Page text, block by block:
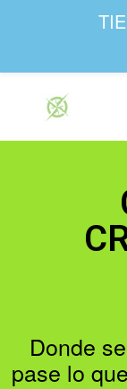
Donde
pase lo